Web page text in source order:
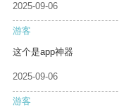
2025-09-06
游客
这个是app神器
2025-09-06
游客